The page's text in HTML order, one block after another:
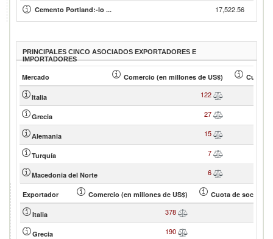
Cemento Portland:-lo ... 17,522.56
PRINCIPALES CINCO ASOCIADOS EXPORTADORES E
IMPORTADORES
Mercado Comercio (en millones de US$) Cuota
Italia 122
Grecia 27
Alemania 15
Turquía 7
Macedonia del Norte 6
Exportador Comercio (en millones de US$) Cuota de socio (en
Italia 378
Grecia 190